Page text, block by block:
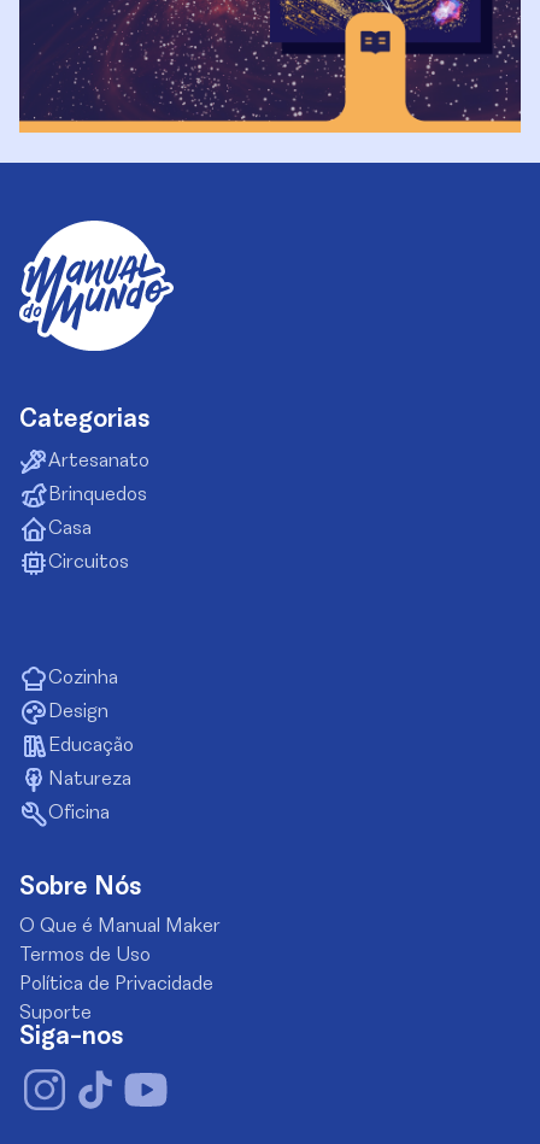
Categorias
Artesanato
Brinquedos
Casa
Circuitos
Cozinha
Design
Educação
Natureza
Oficina
Sobre Nós
O Que é Manual Maker
Termos de Uso
Política de Privacidade
Suporte
Siga-nos